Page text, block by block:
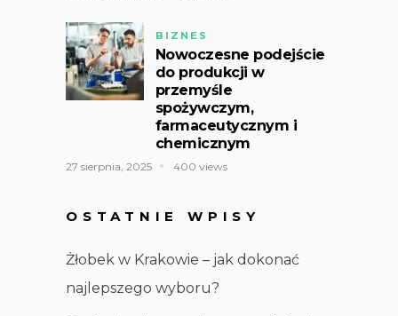
BIZNES
Nowoczesne podejście
do produkcji w
przemyśle
spożywczym,
farmaceutycznym i
chemicznym
27 sierpnia, 2025 400 views
OSTATNIE WPISY
Żłobek w Krakowie – jak dokonać
najlepszego wyboru?